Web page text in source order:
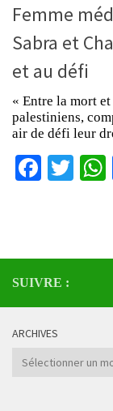
Femme
Sabra et
et au défi
« Entre la mort
palestiniens,
air de défi leur
SUIVRE :
ARCHIVES
Archives